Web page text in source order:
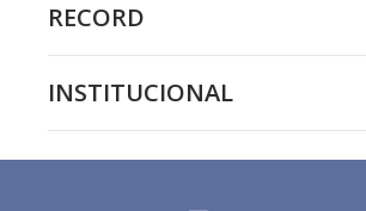
RECORD
INSTITUCIONAL